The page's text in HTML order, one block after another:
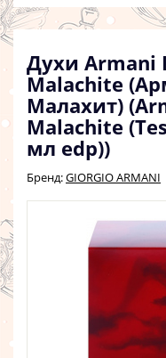
Духи Armani
Malachite
Малахит)
Malachite
мл edp))
Бренд:GIORGIO ARMANI